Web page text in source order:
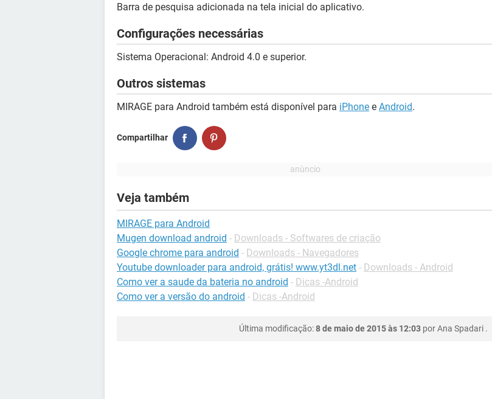
Barra de pesquisa adicionada na tela inicial do aplicativo.
Configurações necessárias
Sistema Operacional: Android 4.0 e superior.
Outros sistemas
MIRAGE para Android também está disponível para iPhone e Android.
Compartilhar
Veja também
MIRAGE para Android
Mugen download android - Downloads - Softwares de criação
Google chrome para android - Downloads - Navegadores
Youtube downloader para android, grátis! www.yt3dl.net - Downloads - Android
Como ver a saude da bateria no android - Dicas -Android
Como ver a versão do android - Dicas -Android
Última modificação:8 de maio de 2015 às 12:03 porAna Spadari .